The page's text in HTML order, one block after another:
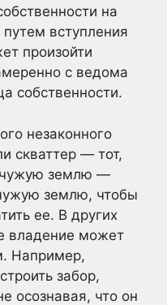
на
вступления
произойти
с ведома
собственности.
незаконного
скваттер — тот,
чужую землю —
землю, чтобы
ее. В других
владение может
Например,
забор,
осознавая, что он